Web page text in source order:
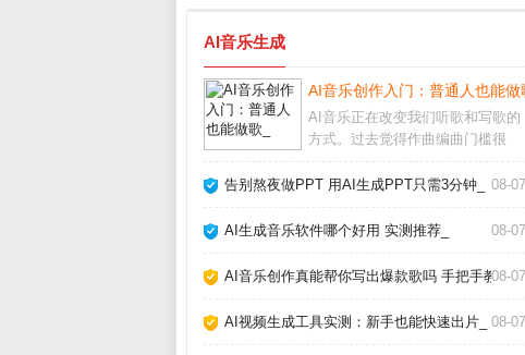
AI音乐生成
AI音乐创作入门：普通人也能做
AI音乐正在改变我们听歌和写歌的
方式。过去觉得作曲编曲门槛很
不懂乐理也能快速生成完整的伴奏
让音乐创作变得人人可尝试。AI音
告别熬夜做PPT 用AI生成PPT只需3分钟_ 08-07
AI生成音乐软件哪个好用 实测推荐_ 08-07
AI音乐创作真能帮你写出爆款歌吗 手把手教你玩
08-07
AI视频生成工具实测：新手也能快速出片_ 08-07